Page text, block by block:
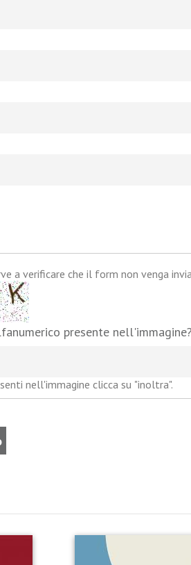
a verificare che il form non venga
presente
nell'immagine clicca su "inoltra".